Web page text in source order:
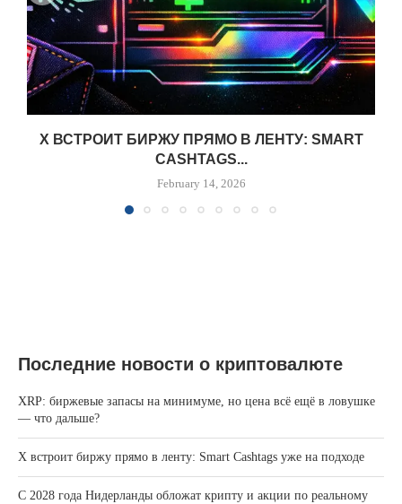
X ВСТРОИТ БИРЖУ ПРЯМО В ЛЕНТУ: SMART
CASHTAGS...
February 14, 2026
Последние новости о криптовалюте
XRP: биржевые запасы на минимуме, но цена всё ещё в ловушке
— что дальше?
X встроит биржу прямо в ленту: Smart Cashtags уже на подходе
С 2028 года Нидерланды обложат крипту и акции по реальному